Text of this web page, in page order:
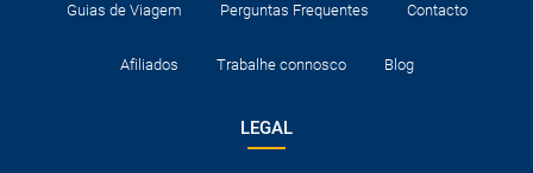
Guias de Viagem Perguntas Frequentes Contacto
Afiliados Trabalhe connosco Blog
LEGAL